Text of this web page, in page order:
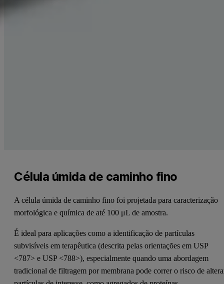
Célula úmida de caminho fino
A célula úmida de caminho fino foi projetada para caracterização
morfológica e química de até 100 μL de amostra.
É ideal para aplicações como a identificação de partículas
subvisíveis em terapêutica (descrita pelas orientações em USP
<787> e USP <788>), especialmente quando uma abordagem
tradicional de filtragem por membrana pode correr o risco de